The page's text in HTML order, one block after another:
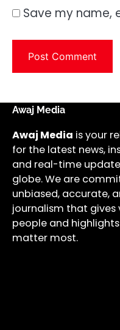
Save my name,
Awaj Media
Awaj Media is your
for the latest news,
and real-time
globe. We are
unbiased, accurate,
journalism that gives
people and
matter most.